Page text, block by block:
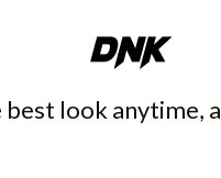
best look anytime,